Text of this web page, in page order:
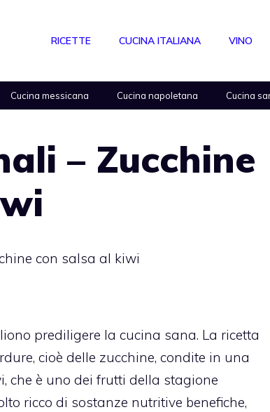
RICETTE CUCINA ITALIANA VINO
Cucina messicana Cucina napoletana Cucina
– Zucchine
con salsa al kiwi
prediligere la cucina sana. La ricetta
cioè delle zucchine, condite in una
che è uno dei frutti della stagione
ricco di sostanze nutritive benefiche,